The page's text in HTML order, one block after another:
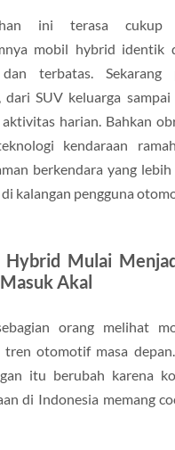
ini terasa cukup
mobil hybrid identik
terbatas. Sekarang
dari SUV keluarga
harian. Bahkan
kendaraan
berkendara yang
kalangan pengguna
Hybrid Mulai
Akal
orang melihat
tren otomotif masa
itu berubah karena
di Indonesia memang